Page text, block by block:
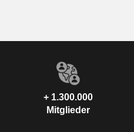
+ 1.300.000
Mitglieder